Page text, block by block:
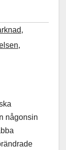
,
,
någonsin